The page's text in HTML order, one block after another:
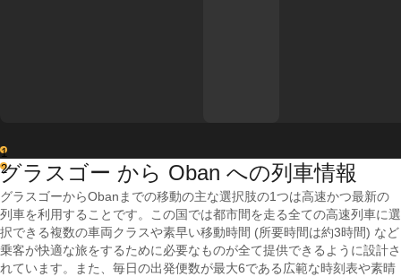
1
2
グラスゴー から Oban への列車情報
グラスゴーからObanまでの移動の主な選択肢の1つは高速かつ最新の
列車を利用することです。この国では都市間を走る全ての高速列車に選
択できる複数の車両クラスや素早い移動時間 (所要時間は約3時間) など
乗客が快適な旅をするために必要なものが全て提供できるように設計さ
れています。また、毎日の出発便数が最大6である広範な時刻表や素晴